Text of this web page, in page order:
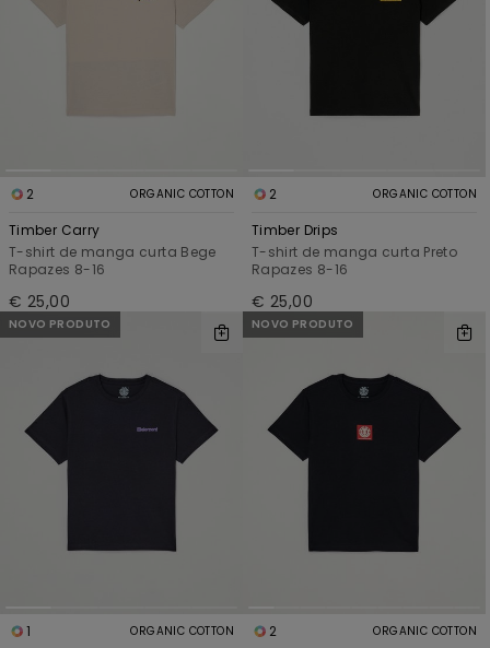
2 ORGANIC COTTON
Timber Carry
T-shirt de manga curta Bege
Rapazes 8-16
€ 25,00
2 ORGANIC COTTON
Timber Drips
T-shirt de manga curta Preto
Rapazes 8-16
€ 25,00
NOVO PRODUTO
1 ORGANIC COTTON
NOVO PRODUTO
2 ORGANIC COTTON